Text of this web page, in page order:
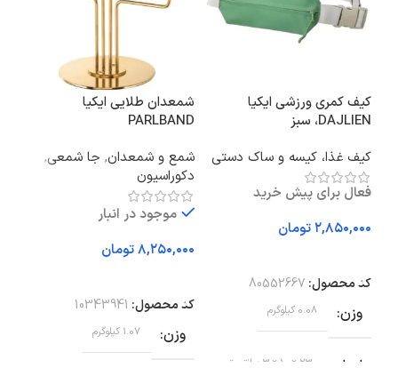
کیف کمری ورزشی ایکیا
DAJLIEN، سبز
کیف غذا، کیسه و ساک دستی
فعال برای پیش خرید
تومان
کد محصول: 80552667
وزن 0.08 کیلوگرم
23 × 10 × 3 سانتیمتر
شمعدان طلایی ایکیا
PARLBAND
شمع و شمعدان, جا شمعی,
دکوراسیون
موجود در انبار
تومان
کد محصول: 10343941
وزن 1.07 کیلوگرم